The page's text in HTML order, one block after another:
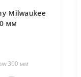
Milwaukee
мм
300 мм